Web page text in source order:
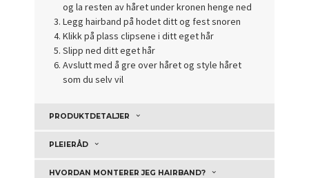
og la resten av håret under kronen henge ned
Legg hairband på hodet ditt og fest snoren
Klikk på plass clipsene i ditt eget hår
Slipp ned ditt eget hår
Avslutt med å gre over håret og style håret
som du selv vil
PRODUKTDETALJER
PLEIERÅD
HVORDAN MONTERER JEG HAIRBAND?